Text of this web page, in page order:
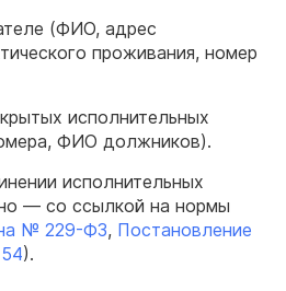
(ФИО, адрес
проживания, номер
исполнительных
ФИО должников).
исполнительных
— со ссылкой на нормы
№ 229-ФЗ, Постановление
).